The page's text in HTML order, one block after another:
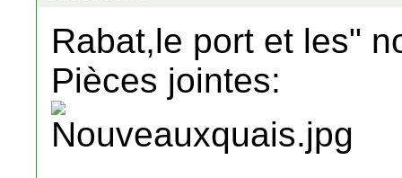
Rabat,le port et les"
Pièces jointes: